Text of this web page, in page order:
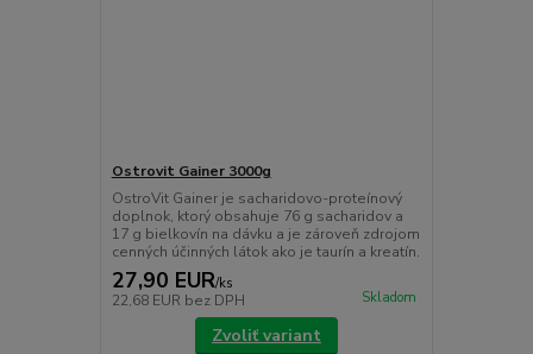
Ostrovit Gainer 3000g
OstroVit Gainer je sacharidovo-proteínový
doplnok, ktorý obsahuje 76 g sacharidov a
17 g bielkovín na dávku a je zároveň zdrojom
cenných účinných látok ako je taurín a kreatín.
27,90 EUR/ks
22,68 EUR bez DPH Skladom
Zvoliť variant